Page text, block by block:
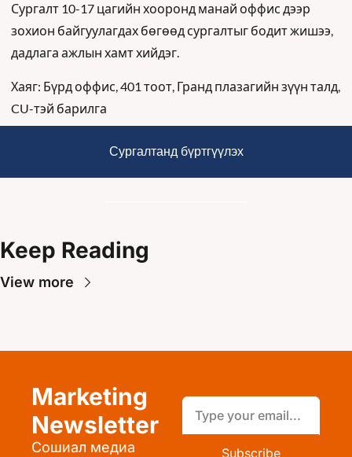
Сургалт 10-17 цагийн хооронд манай оффис дээр
зохион байгуулагдах бөгөөд сургалтыг бодит жишээ,
дадлага ажлын хамт хийдэг.
Хаяг: Бүрд оффис, 401 тоот, Гранд плазагийн зүүн талд,
CU-тэй барилга
Сургалтанд бүртгүүлэх
Keep Reading
View more
Marketing
Newsletter
Сошиал медиа
Subscribe